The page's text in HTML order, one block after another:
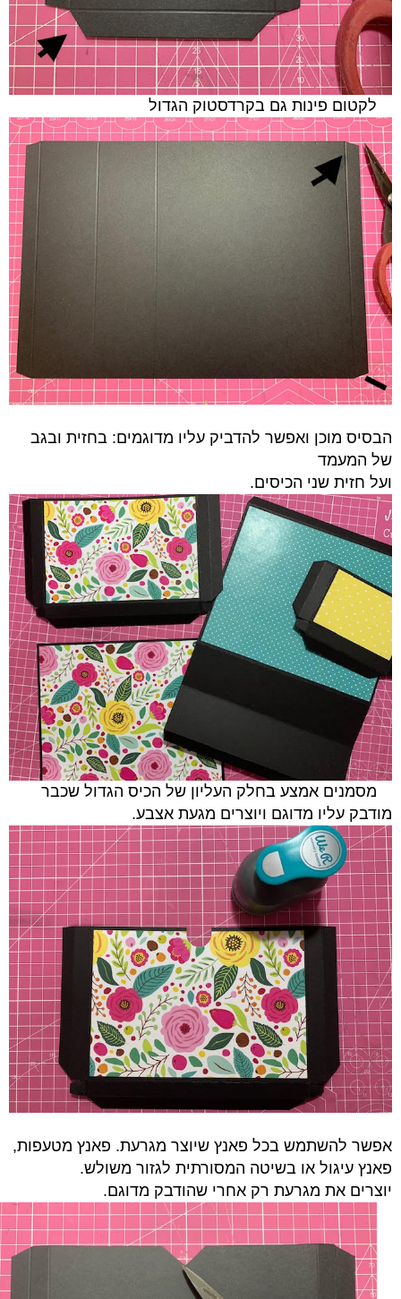
לקטום פינות גם בקרדסטוק הגדול
הבסיס מוכן ואפשר להדביק עליו מדוגמים: בחזית ובגב
של המעמד
ועל חזית שני הכיסים.
מסמנים אמצע בחלק העליון של הכיס הגדול שכבר
מודבק עליו מדוגם ויוצרים מגעת אצבע.
אפשר להשתמש בכל פאנץ שיוצר מגרעת. פאנץ מטעפות,
פאנץ עיגול או בשיטה המסורתית לגזור משולש.
יוצרים את מגרעת רק אחרי שהודבק מדוגם.